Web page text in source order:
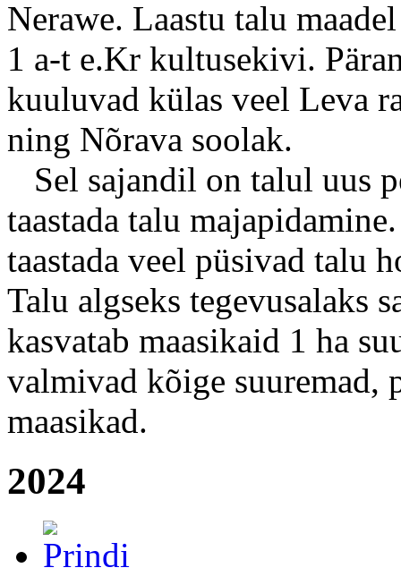
Nerawe. Laastu talu
1 a-t e.Kr kultusekivi.
kuuluvad külas veel Leva
ning Nõrava soolak.
Sel sajandil on talul uus
taastada talu
taastada veel püsivad talu
Talu algseks tegevusalaks
kasvatab maasikaid 1 ha
valmivad kõige suuremad,
maasikad.
2024